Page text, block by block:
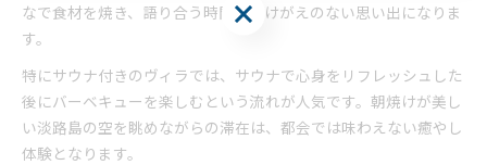
なで食材を焼き、語り合う時間はかけがえのない思い出になりま
す。
特にサウナ付きのヴィラでは、サウナで心身をリフレッシュした
後にバーベキューを楽しむという流れが人気です。朝焼けが美し
い淡路島の空を眺めながらの滞在は、都会では味わえない癒やし
体験となります。